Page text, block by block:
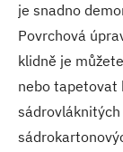
je snadno
Povrchová
klidně je
nebo tapetovat